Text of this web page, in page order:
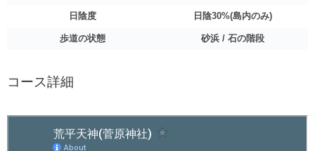
日陰度 日陰30%(島内のみ)
歩道の状態 砂浜 / 石の階段
コース詳細